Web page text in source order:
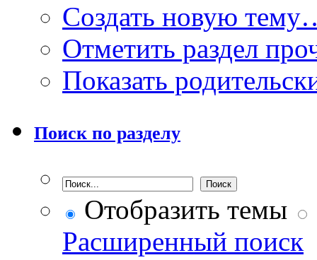
Создать новую
Отметить раздел
Показать
Поиск по разделу
Отобразить темы
Расширенный поиск